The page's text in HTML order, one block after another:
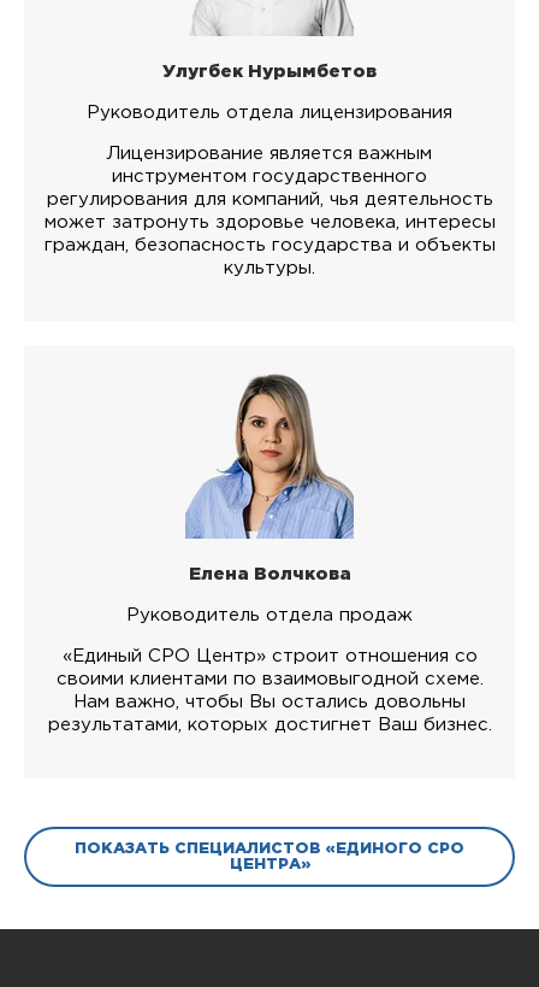
Улугбек Нурымбетов
Руководитель отдела лицензирования
Лицензирование является важным
инструментом государственного
регулирования для компаний, чья деятельность
может затронуть здоровье человека, интересы
граждан, безопасность государства и объекты
культуры.
Елена Волчкова
Руководитель отдела продаж
«Единый СРО Центр» строит отношения со
своими клиентами по взаимовыгодной схеме.
Нам важно, чтобы Вы остались довольны
результатами, которых достигнет Ваш бизнес.
ПОКАЗАТЬ СПЕЦИАЛИСТОВ «ЕДИНОГО СРО
ЦЕНТРА»